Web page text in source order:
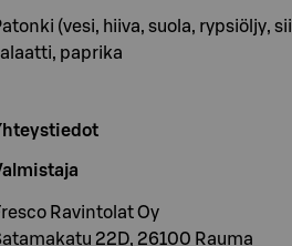
(vesi, hiiva, suola, rypsiöljy,
paprika
Ravintolat Oy
22D, 26100 Rauma